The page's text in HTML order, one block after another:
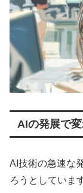
AIの発展で
AI技術の急速な
ろうとしていま